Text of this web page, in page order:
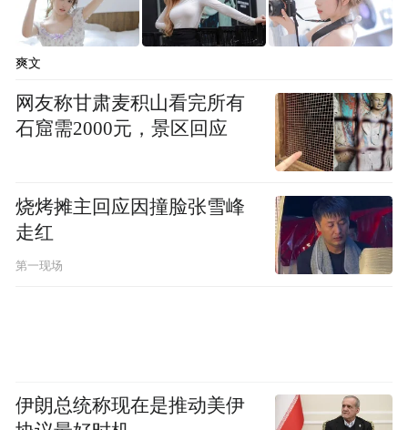
的水面了，很利于我们发挥出更高的水平。”
徐露说道。
滑水一直以来都是欧美国家的优势项目，本
次参加该项比赛的运动员大多也来自欧美国
家的运动员有一些简单的交流，不过滑水运
动员的性格都非常外向。”徐露说，作为东道
主，自己会推荐外国运动员在比赛之余去看
了赛后如何庆祝，首先得和朋友们一起吃顿
爽文
网友称甘肃麦积山看完所有
石窟需2000元，景区回应
烧烤摊主回应因撞脸张雪峰
走红
第一现场
伊朗总统称现在是推动美伊